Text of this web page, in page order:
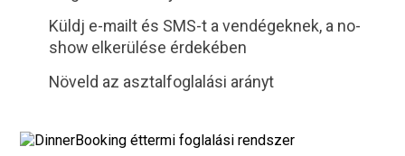
Küldj e-mailt és SMS-t a vendégeknek, a no-
show elkerülése érdekében
Növeld az asztalfoglalási arányt